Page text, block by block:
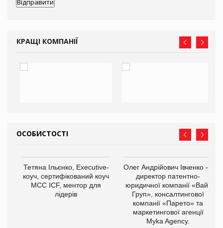
КРАЩІ КОМПАНІЇ
ОСОБИСТОСТІ
Тетяна Ільєнко, Executive-
коуч, сертифікований коуч
МСС ICF, ментор для
лідерів
Олег Андрійович Івченко —
директор патентно-
юридичної компанії «Вайз
Груп», консалтингової
компанії «Парето» та
маркетингової агенції
Myka Agency.